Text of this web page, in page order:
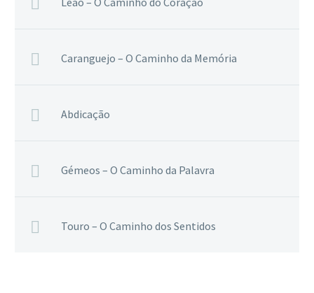
Caranguejo – O Caminho da Memória
Abdicação
Gémeos – O Caminho da Palavra
Touro – O Caminho dos Sentidos